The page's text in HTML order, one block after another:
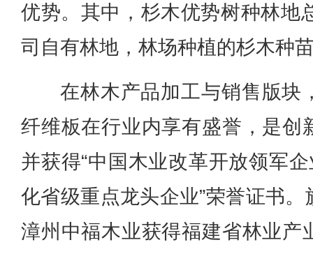
优势。其中，杉木优势树种林地
司自有林地，林场种植的杉木种
在林木产品加工与销售版块
纤维板在行业内享有盛誉，是创
并获得“中国木业改革开放领军
化省级重点龙头企业”荣誉证书
漳州中福木业获得福建省林业产